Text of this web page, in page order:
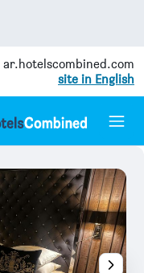
ar.hotelscombined.com
site in English